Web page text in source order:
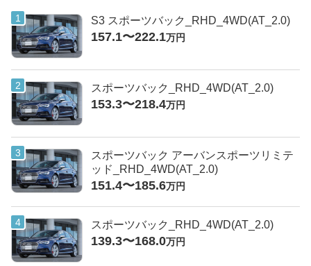
S3 スポーツバック_RHD_4WD(AT_2.0)
157.1〜222.1万円
スポーツバック_RHD_4WD(AT_2.0)
153.3〜218.4万円
スポーツバック アーバンスポーツリミテ
ッド_RHD_4WD(AT_2.0)
151.4〜185.6万円
スポーツバック_RHD_4WD(AT_2.0)
139.3〜168.0万円